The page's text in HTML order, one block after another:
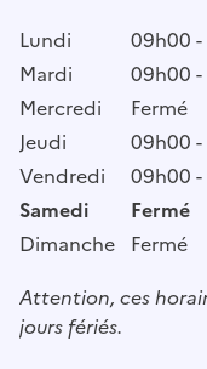
Lundi
09h00 -
Mardi
09h00 -
Mercredi
Fermé
Jeudi
09h00 -
Vendredi
09h00 -
Samedi
Fermé
Dimanche Fermé
Attention, ces
jours fériés.